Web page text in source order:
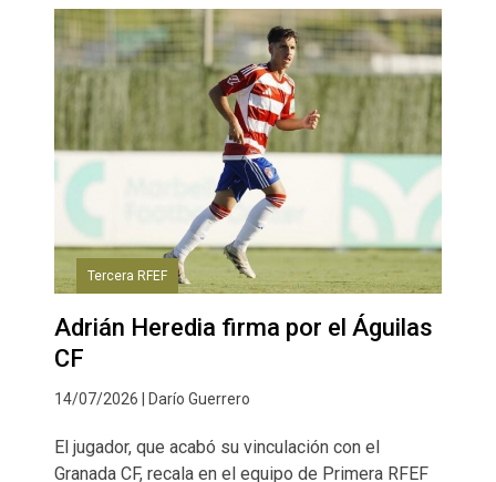
Tercera RFEF
Adrián Heredia firma por el Águilas
CF
14/07/2026 | Darío Guerrero
El jugador, que acabó su vinculación con el
Granada CF, recala en el equipo de Primera RFEF